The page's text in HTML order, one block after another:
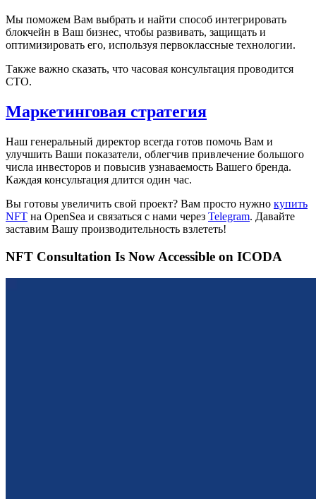
Мы поможем Вам выбрать и найти способ интегрировать
блокчейн в Ваш бизнес, чтобы развивать, защищать и
оптимизировать его, используя первоклассные технологии.
Также важно сказать, что часовая консультация проводится
CTO.
Маркетинговая стратегия
Наш генеральный директор всегда готов помочь Вам и
улучшить Ваши показатели, облегчив привлечение большого
числа инвесторов и повысив узнаваемость Вашего бренда.
Каждая консультация длится один час.
Вы готовы увеличить свой проект? Вам просто нужно купить
NFT на OpenSea и связаться с нами через Telegram. Давайте
заставим Вашу производительность взлететь!
NFT Consultation Is Now Accessible on ICODA